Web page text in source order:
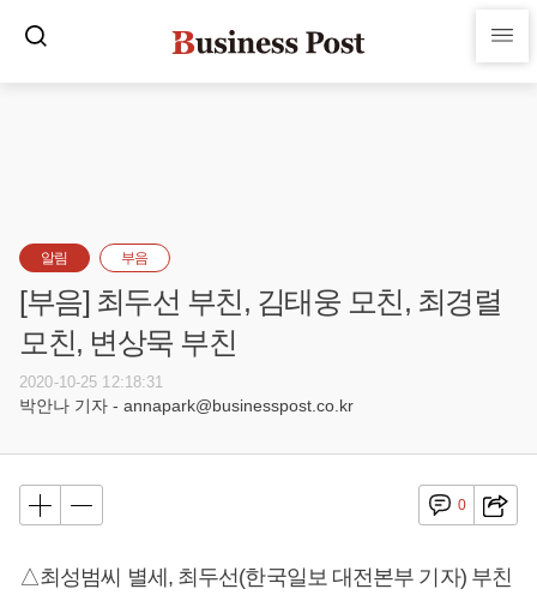
알림 부음
[부음] 최두선 부친, 김태웅 모친, 최경렬
모친, 변상묵 부친
2020-10-25 12:18:31
박안나 기자 - annapark@businesspost.co.kr
0
△최성범씨 별세, 최두선(한국일보 대전본부 기자) 부친